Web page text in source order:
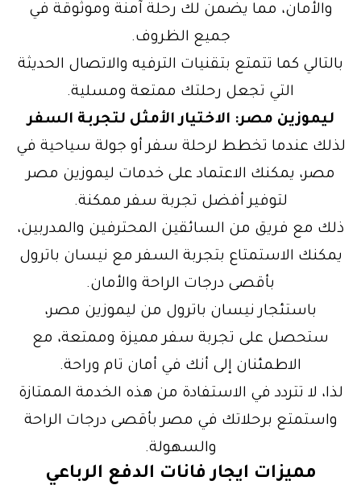
والأمان، مما يضمن لك رحلة آمنة وموثوقة في
جميع الظروف.
بالتالي كما تتمتع بتقنيات الترفيه والاتصال الحديثة
التي تجعل رحلتك ممتعة ومسلية.
ليموزين مصر: الاختيار الأمثل لتجربة السفر
لذلك عندما تخطط لرحلة سفر أو جولة سياحية في
مصر، يمكنك الاعتماد على خدمات ليموزين مصر
لتوفير أفضل تجربة سفر ممكنة.
ذلك مع فريق من السائقين المحترفين والمدربين،
يمكنك الاستمتاع بتجربة السفر مع نيسان باترول
بأقصى درجات الراحة والأمان.
باستئجار نيسان باترول من ليموزين مصر،
ستحصل على تجربة سفر مميزة وممتعة، مع
الاطمئنان إلى أنك في أمان تام وراحة.
لذا، لا تتردد في الاستفادة من هذه الخدمة الممتازة
واستمتع برحلاتك في مصر بأقصى درجات الراحة
والسهولة.
مميزات ايجار فانات الدفع الرباعي